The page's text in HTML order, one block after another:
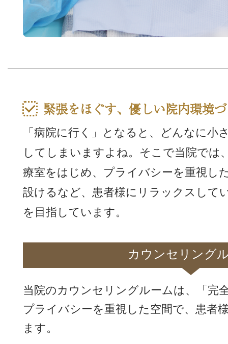
緊張をほぐす、優しい院内環境
「病院に行く」となると、どんなに小
してしまいますよね。そこで当院では
療室をはじめ、プライバシーを重視し
設けるなど、患者様にリラックスして
を目指しています。
カウンセリング
当院のカウンセリングルームは、「完
プライバシーを重視した空間で、患者
ます。